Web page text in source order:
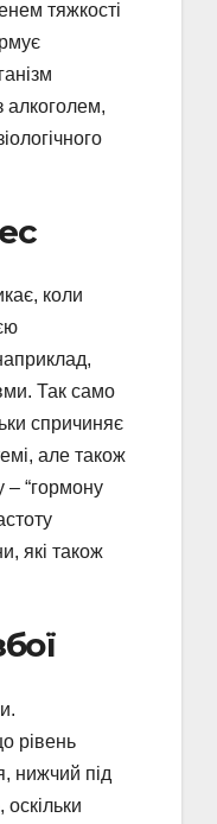
тяжкості
алкоголем,
коли
Так само
спричиняє
але також
– “гормону
які також
рівень
нижчий під